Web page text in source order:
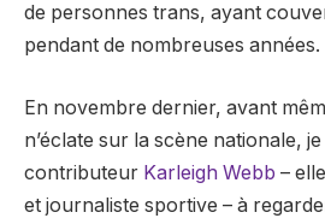
de personnes trans, ayant
pendant de nombreuses années.
En novembre dernier, avant
n’éclate sur la scène nationale,
contributeur Karleigh Webb –
et journaliste sportive – à